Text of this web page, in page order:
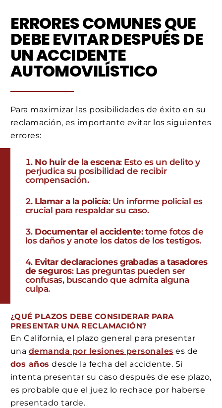
ERRORES COMUNES QUE
DEBE EVITAR DESPUÉS DE
UN ACCIDENTE
AUTOMOVILÍSTICO
Para maximizar las posibilidades de éxito en su
reclamación, es importante evitar los siguientes
errores:
No huir de la escena: Esto es un delito y
perjudica su posibilidad de recibir
compensación.
Llamar a la policía: Un informe policial es
crucial para respaldar su caso.
Documentar el accidente: tome fotos de
los daños y anote los datos de los testigos.
Evitar declaraciones grabadas a tasadores
de seguros: Las preguntas pueden ser
confusas, buscando que admita alguna
culpa.
¿QUÉ PLAZOS DEBE CONSIDERAR PARA
PRESENTAR UNA RECLAMACIÓN?
En California, el plazo general para presentar
una demanda por lesiones personales es de
dos años desde la fecha del accidente. Si
intenta presentar su caso después de ese plazo,
es probable que el juez lo rechace por haberse
presentado tarde.